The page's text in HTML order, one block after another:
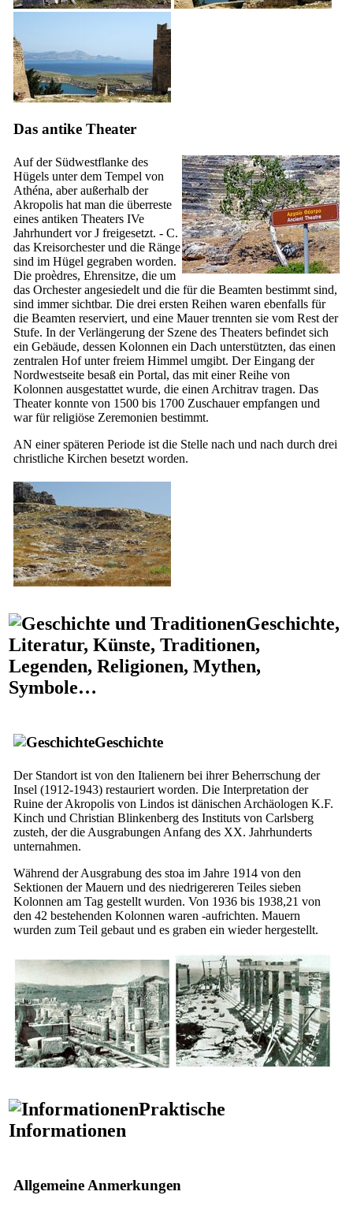
Das antike Theater
Auf der Südwestflanke des
Hügels unter dem Tempel von
Athéna, aber außerhalb der
Akropolis hat man die überreste
eines antiken Theaters IVe
Jahrhundert vor J freigesetzt. - C.
das Kreisorchester und die Ränge
sind im Hügel gegraben worden.
Die proèdres, Ehrensitze, die um
das Orchester angesiedelt und die für die Beamten bestimmt sind,
sind immer sichtbar. Die drei ersten Reihen waren ebenfalls für
die Beamten reserviert, und eine Mauer trennten sie vom Rest der
Stufe. In der Verlängerung der Szene des Theaters befindet sich
ein Gebäude, dessen Kolonnen ein Dach unterstützten, das einen
zentralen Hof unter freiem Himmel umgibt. Der Eingang der
Nordwestseite besaß ein Portal, das mit einer Reihe von
Kolonnen ausgestattet wurde, die einen Architrav tragen. Das
Theater konnte von 1500 bis 1700 Zuschauer empfangen und
war für religiöse Zeremonien bestimmt.
AN einer späteren Periode ist die Stelle nach und nach durch drei
christliche Kirchen besetzt worden.
Geschichte,
Literatur, Künste, Traditionen,
Legenden, Religionen, Mythen,
Symbole…
Geschichte
Der Standort ist von den Italienern bei ihrer Beherrschung der
Insel (1912-1943) restauriert worden. Die Interpretation der
Ruine der Akropolis von Lindos ist dänischen Archäologen K.F.
Kinch und Christian Blinkenberg des Instituts von Carlsberg
zusteh, der die Ausgrabungen Anfang des XX. Jahrhunderts
unternahmen.
Während der Ausgrabung des stoa im Jahre 1914 von den
Sektionen der Mauern und des niedrigereren Teiles sieben
Kolonnen am Tag gestellt wurden. Von 1936 bis 1938,21 von
den 42 bestehenden Kolonnen waren -aufrichten. Mauern
wurden zum Teil gebaut und es graben ein wieder hergestellt.
Praktische
Informationen
Allgemeine Anmerkungen